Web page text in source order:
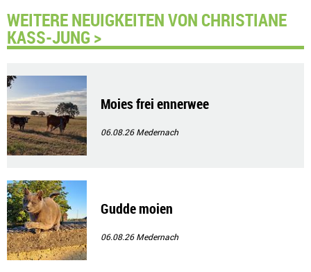
WEITERE NEUIGKEITEN VON CHRISTIANE
KASS-JUNG >
Moies frei ennerwee
06.08.26Medernach
Gudde moien
06.08.26Medernach